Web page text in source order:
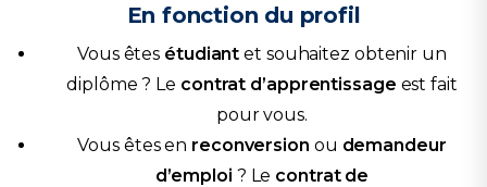
En fonction du profil
Vous êtes étudiant et souhaitez obtenir un
diplôme ? Le contrat d’apprentissage est fait
pour vous.
Vous êtes en reconversion ou demandeur
d’emploi ? Le contrat de